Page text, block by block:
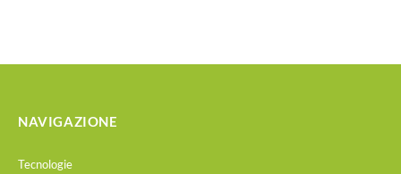
NAVIGAZIONE
Tecnologie